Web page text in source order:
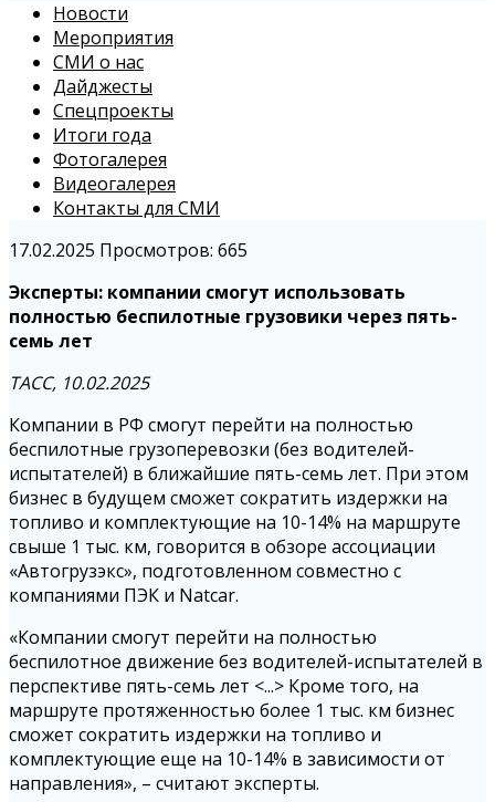
Новости
Мероприятия
СМИ о нас
Дайджесты
Спецпроекты
Итоги года
Фотогалерея
Видеогалерея
Контакты для СМИ
17.02.2025 Просмотров: 665
Эксперты: компании смогут использовать
полностью беспилотные грузовики через пять-
семь лет
ТАСС, 10.02.2025
Компании в РФ смогут перейти на полностью
беспилотные грузоперевозки (без водителей-
испытателей) в ближайшие пять-семь лет. При этом
бизнес в будущем сможет сократить издержки на
топливо и комплектующие на 10-14% на маршруте
свыше 1 тыс. км, говорится в обзоре ассоциации
«Автогрузэкс», подготовленном совместно с
компаниями ПЭК и Natcar.
«Компании смогут перейти на полностью
беспилотное движение без водителей-испытателей в
перспективе пять-семь лет <...> Кроме того, на
маршруте протяженностью более 1 тыс. км бизнес
сможет сократить издержки на топливо и
комплектующие еще на 10-14% в зависимости от
направления», – считают эксперты.